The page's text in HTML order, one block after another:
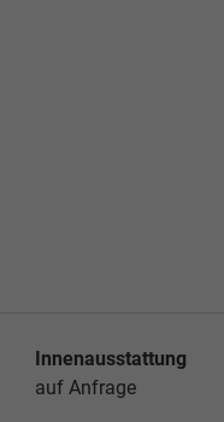
Innenausstattung
auf Anfrage